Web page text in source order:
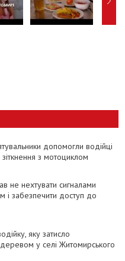
допомогли водійці
з мотоциклом
не нехтувати сигналами
і забезпечити доступ до
яку затисло
деревом у селі Житомирського